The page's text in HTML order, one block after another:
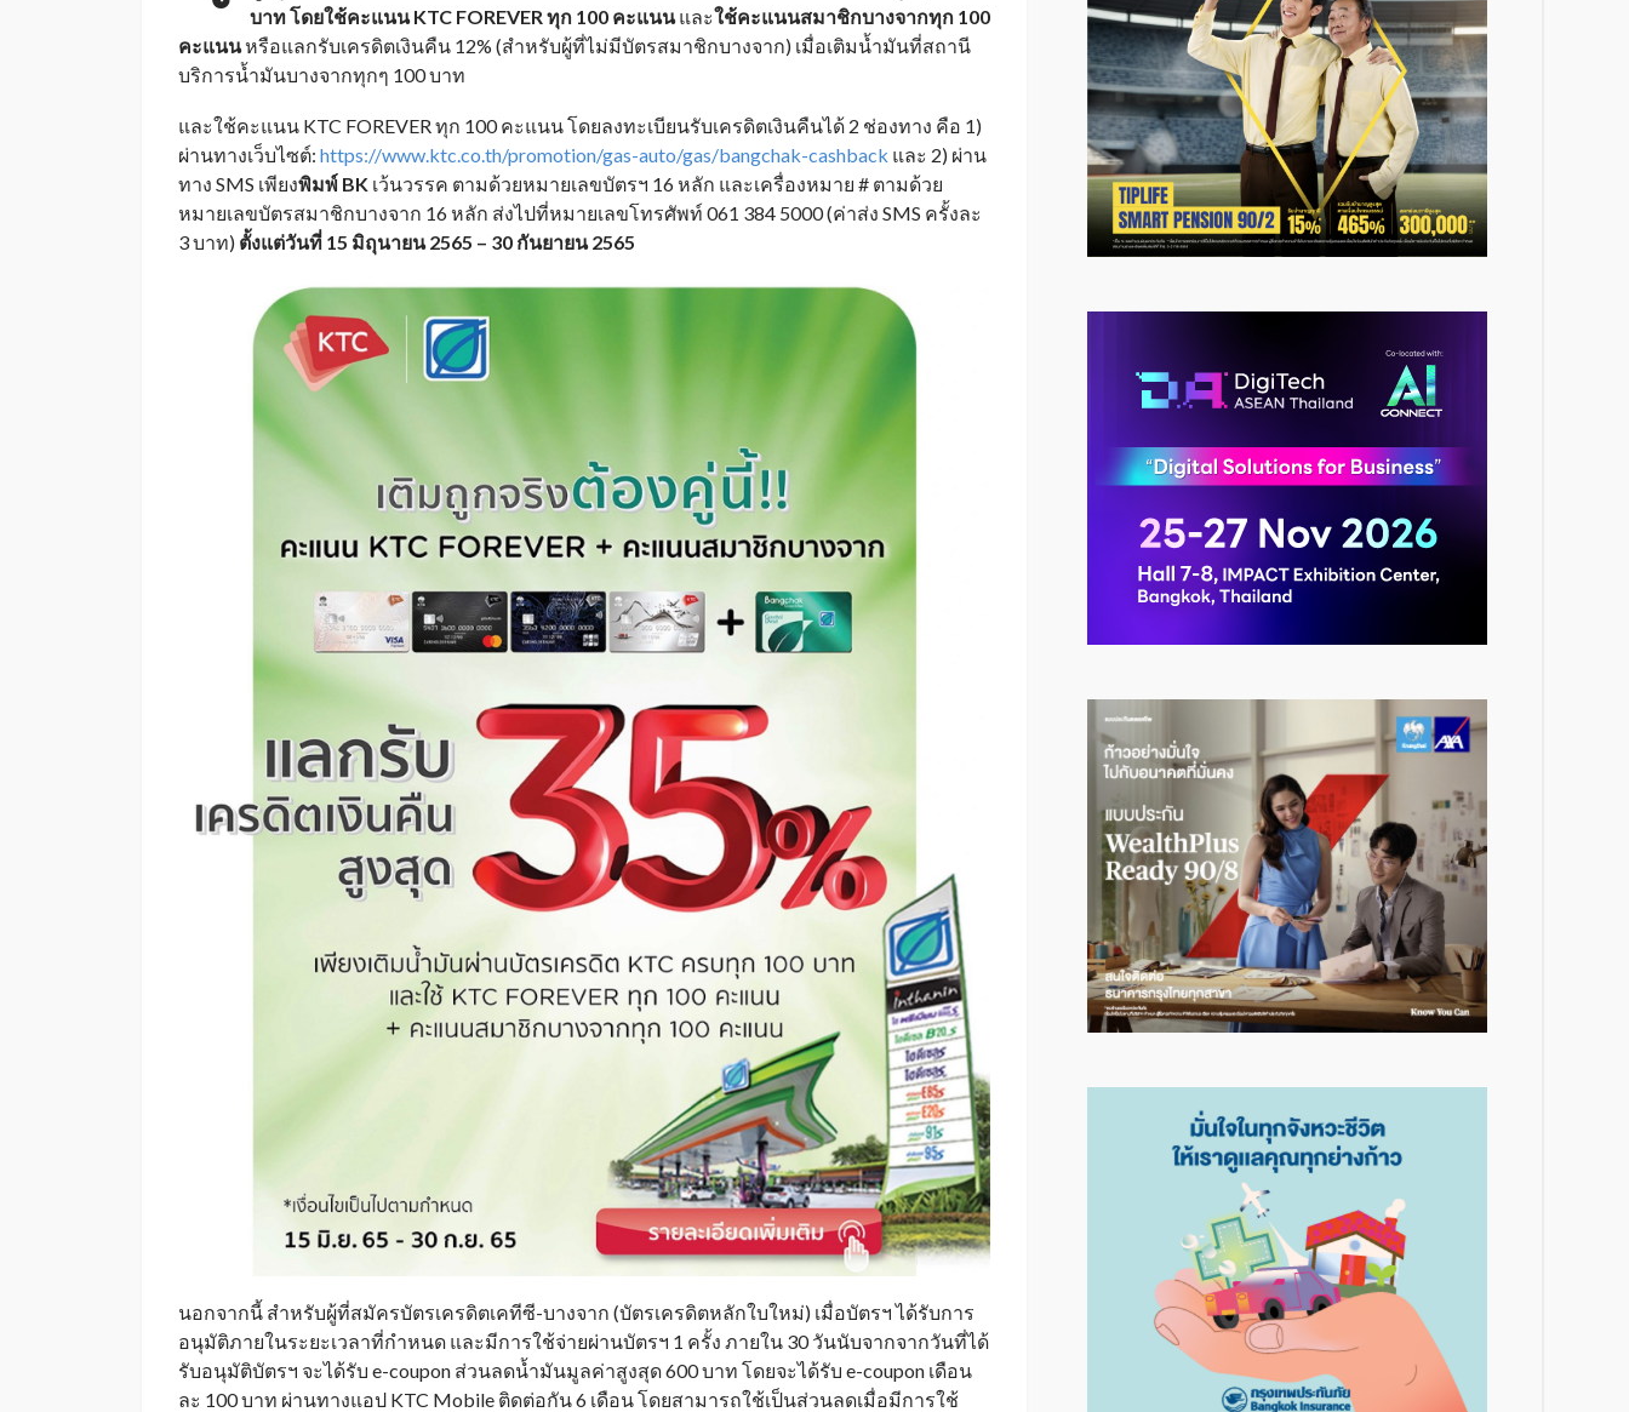
บาท โดยใช้คะแนน KTC FOREVER ทุก 100 คะแนนและใช้คะแนนสมาชิกบางจากทุก 100
คะแนนหรือแลกรับเครดิตเงินคืน 12% (สำหรับผู้ที่ไม่มีบัตรสมาชิกบางจาก) เมื่อเติมน้ำมันที่สถานี
บริการน้ำมันบางจากทุกๆ 100 บาท
และใช้คะแนน KTC FOREVER ทุก 100 คะแนน โดยลงทะเบียนรับเครดิตเงินคืนได้ 2 ช่องทาง คือ 1)
ผ่านทางเว็บไซต์: https://www.ktc.co.th/promotion/gas-auto/gas/bangchak-cashback และ 2) ผ่าน
ทาง SMS เพียงพิมพ์ BK เว้นวรรค ตามด้วยหมายเลขบัตรฯ 16 หลัก และเครื่องหมาย # ตามด้วย
หมายเลขบัตรสมาชิกบางจาก 16 หลัก ส่งไปที่หมายเลขโทรศัพท์ 061 384 5000 (ค่าส่ง SMS ครั้งละ
3 บาท) ตั้งแต่วันที่ 15 มิถุนายน 2565 – 30 กันยายน 2565
นอกจากนี้ สำหรับผู้ที่สมัครบัตรเครดิตเคทีซี-บางจาก (บัตรเครดิตหลักใบใหม่) เมื่อบัตรฯ ได้รับการ
อนุมัติภายในระยะเวลาที่กำหนด และมีการใช้จ่ายผ่านบัตรฯ 1 ครั้ง ภายใน 30 วันนับจากจากวันที่ได้
รับอนุมัติบัตรฯ จะได้รับ e-coupon ส่วนลดน้ำมันมูลค่าสูงสุด 600 บาท โดยจะได้รับ e-coupon เดือน
ละ 100 บาท ผ่านทางแอป KTC Mobile ติดต่อกัน 6 เดือน โดยสามารถใช้เป็นส่วนลดเมื่อมีการใช้